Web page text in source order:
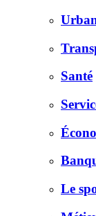
Santé
Le